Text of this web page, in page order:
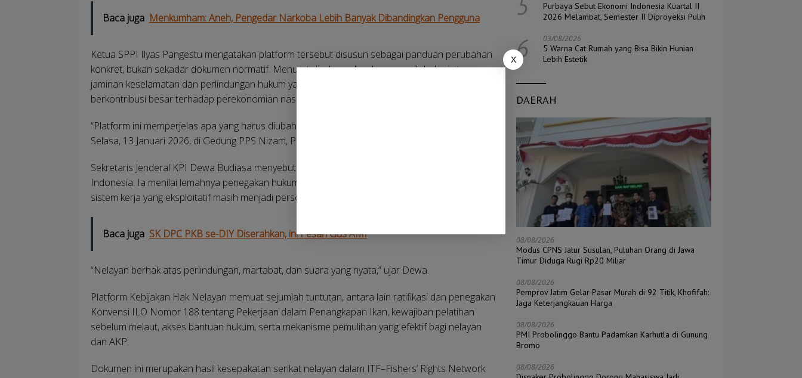
Baca juga Menkumham: Aneh, Pengedar Narkoba Lebih Banyak Dibandingkan Pengguna
Ketua SPPI Ilyas Pangestu mengatakan platform tersebut disusun sebagai panduan perubahan
konkret, bukan sekadar dokumen normatif. Menurut dia, banyak nelayan masih bekerja tanpa
jaminan keselamatan dan perlindungan hukum yang memadai, meski sektor perikanan
berkontribusi besar terhadap perekonomian nasional.
“Platform ini memperjelas apa yang harus diubah dan siapa yang bertanggung jawab,” kata Ilyas,
Selasa, 13 Januari 2026, di Gedung PPS Nizam, Penjaringan, Jakarta Utara.
Sekretaris Jenderal KPI Dewa Budiasa menyebut platform itu merefleksikan kondisi riil nelayan
Indonesia. Ia menilai lemahnya penegakan hukum, penggunaan kapal yang tidak layak, serta
sistem kerja yang eksploitatif masih menjadi persoalan utama di lapangan.
Baca juga SK DPC PKB se-DIY Diserahkan, ini Pesan Gus AMI
“Nelayan berhak atas perlindungan, martabat, dan suara yang nyata,” ujar Dewa.
Platform Kebijakan Hak Nelayan memuat sejumlah tuntutan, antara lain ratifikasi dan penegakan
Konvensi ILO Nomor 188 tentang Pekerjaan dalam Penangkapan Ikan, kewajiban pelatihan
sebelum melaut, akses bantuan hukum, serta mekanisme pemulihan yang efektif bagi nelayan
dan AKP.
Dokumen ini merupakan hasil kesepakatan serikat nelayan dalam ITF–Fishers’ Rights Network
Purbaya Sebut Ekonomi Indonesia Kuartal II
2026 Melambat, Semester II Diproyeksi Pulih
6 03/08/2026
5 Warna Cat Rumah yang Bisa Bikin Hunian
Lebih Estetik
DAERAH
08/08/2026
Modus CPNS Jalur Susulan, Puluhan Orang di Jawa
Timur Diduga Rugi Rp20 Miliar
08/08/2026
Pemprov Jatim Gelar Pasar Murah di 92 Titik, Khofifah:
Jaga Keterjangkauan Harga
08/08/2026
PMI Probolinggo Bantu Padamkan Karhutla di Gunung
Bromo
08/08/2026
X